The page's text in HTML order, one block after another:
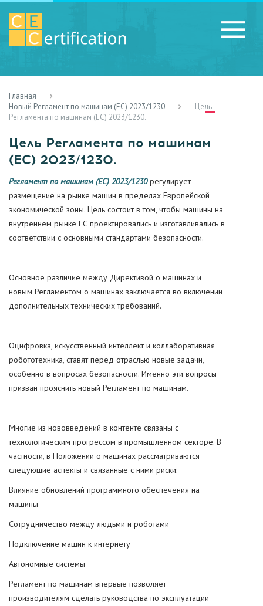
RU
Главная
Новый Регламент по машинам (ЕС) 2023/1230
Цель
Регламента по машинам (ЕС) 2023/1230.
Цель Регламента по машинам
(ЕС) 2023/1230.
Регламент по машинам (ЕС) 2023/1230регулирует
размещение на рынке машин в пределах Европейской
экономической зоны. Цель состоит в том, чтобы машины на
внутреннем рынке ЕС проектировались и изготавливались в
соответствии с основными стандартами безопасности.
Основное различие между Директивой о машинах и
новым Регламентом о машинах заключается во включении
дополнительных технических требований.
Оцифровка, искусственный интеллект и коллаборативная
робототехника, ставят перед отраслью новые задачи,
особенно в вопросах безопасности. Именно эти вопросы
призван прояснить новый Регламент по машинам.
Многие из нововведений в контенте связаны с
технологическим прогрессом в промышленном секторе. В
частности, в Положении о машинах рассматриваются
следующие аспекты и связанные с ними риски:
Влияние обновлений программного обеспечения на
машины
Сотрудничество между людьми и роботами
Подключение машин к интернету
Автономные системы
Регламент по машинам впервые позволяет
производителям сделать руководства по эксплуатации